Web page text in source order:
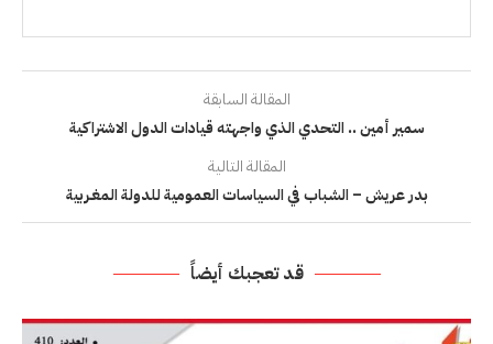
المقالة السابقة
سمير أمين .. التحدي الذي واجهته قيادات الدول الاشتراكية
المقالة التالية
بدر عريش – الشباب في السياسات العمومية للدولة المغـربية
قد تعجبك أيضاً